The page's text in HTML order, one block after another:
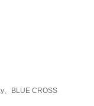
、BLUE CROSS